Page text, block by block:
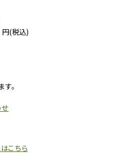
円(税込)
。
こちら